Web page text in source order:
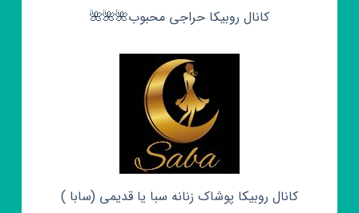
کانال روبیکا حراجی محبوب🌺🌺🌺
کانال روبیکا پوشاک زنانه سبا یا قدیمی (سابا )